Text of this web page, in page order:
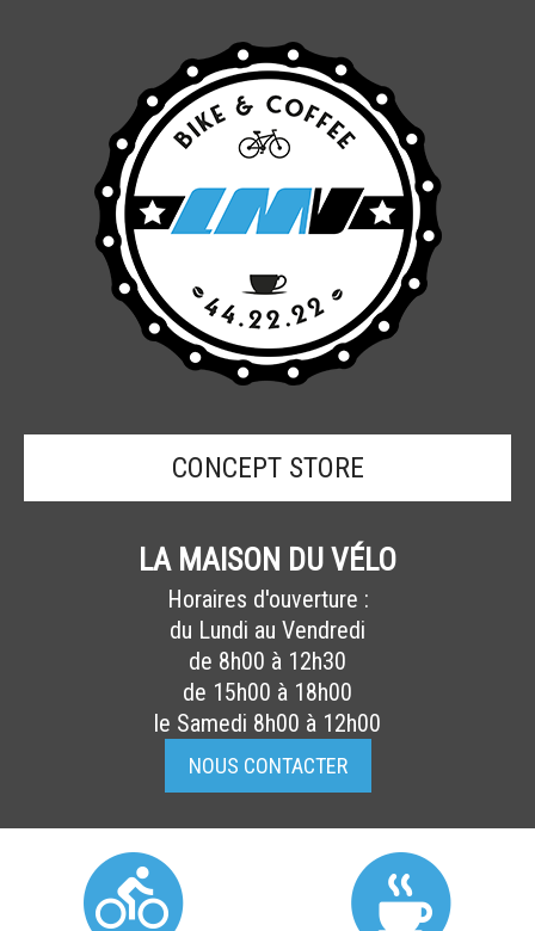
CONCEPT STORE
LA MAISON DU VÉLO
Horaires d'ouverture :
du Lundi au Vendredi
de 8h00 à 12h30
de 15h00 à 18h00
le Samedi 8h00 à 12h00
NOUS CONTACTER